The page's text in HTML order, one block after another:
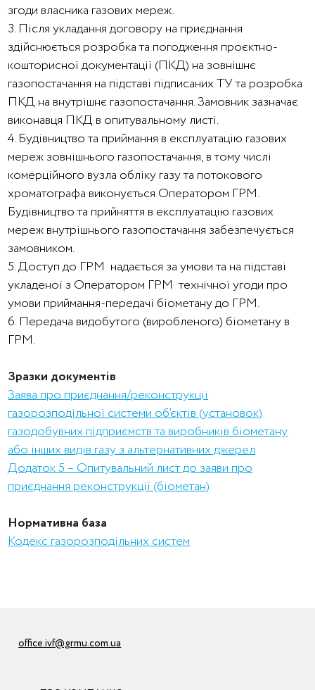
згоди власника газових мереж.
3. Після укладання договору на приєднання
здійснюється розробка та погодження проєктно-
кошторисної документації (ПКД) на зовнішнє
газопостачання на підставі підписаних ТУ та розробка
ПКД на внутрішнє газопостачання. Замовник зазначає
виконавця ПКД в опитувальному листі.
4. Будівництво та приймання в експлуатацію газових
мереж зовнішнього газопостачання, в тому числі
комерційного вузла обліку газу та потокового
хроматографа виконується Оператором ГРМ.
Будівництво та прийняття в експлуатацію газових
мереж внутрішнього газопостачання забезпечується
замовником.
5. Доступ до ГРМ надається за умови та на підставі
укладеної з Оператором ГРМ технічної угоди про
умови приймання-передачі біометану до ГРМ.
6. Передача видобутого (виробленого) біометану в
ГРМ.
Зразки документів
Заява про приєднання/реконструкції
газорозподільної системи об’єктів (установок)
газодобувних підприємств та виробників біометану
або інших видів газу з альтернативних джерел
Додаток 5 – Опитувальний лист до заяви про
приєднання реконструкції (біометан)
Нормативна база
Кодекс газорозподільних систем
office.ivf@grmu.com.ua